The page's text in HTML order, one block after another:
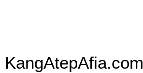
KangAtepAfia.com